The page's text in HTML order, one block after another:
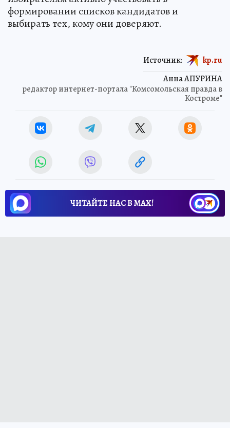
формировании списков кандидатов и
выбирать тех, кому они доверяют.
Анна АПУРИНА
редактор интернет-портала "Комсомольская правда в
Костроме"
Источник: kp.ru
ЧИТАЙТЕ НАС В МАХ!